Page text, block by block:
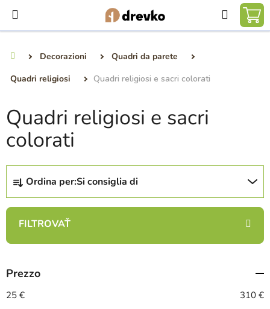
contenuto
Ricerca
Decorazioni
Quadri da parete
Quadri religiosi
Quadri religiosi e sacri colorati
Quadri religiosi e sacri
colorati
O
d
n
m
e
n
Ordina per:Si consiglia di
Prezzo
25 € 310 €